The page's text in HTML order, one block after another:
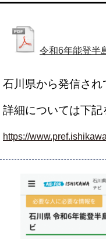
令和6年能登半
石川県から発信され
詳細については下記
https://